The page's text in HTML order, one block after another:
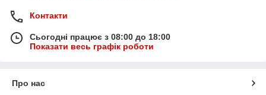
Контакти
Сьогодні працює з 08:00 до 18:00
Показати весь графік роботи
Про нас